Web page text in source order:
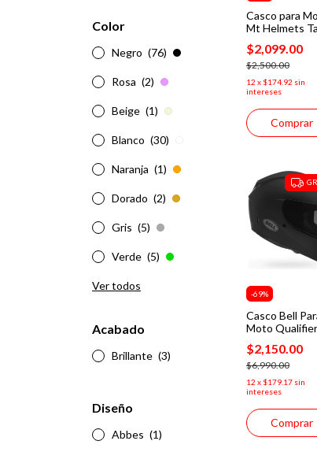
Color
Negro (76)
Rosa (2)
Beige (1)
Blanco (30)
Naranja (1)
Dorado (2)
Gris (5)
Verde (5)
Ver todos
Acabado
Brillante (3)
Diseño
Abbes (1)
Casco para
Mt Helmets
S Yamanaka
A5 Rojo
$2,099.00
$2,500.00
12 x $174.92 sin
intereses
Comprar
-69%
Casco Bell
Moto Qualifier
Certificado Dot
Negro Mate
$2,150.00
$6,990.00
12 x $179.17 sin
intereses
Comprar